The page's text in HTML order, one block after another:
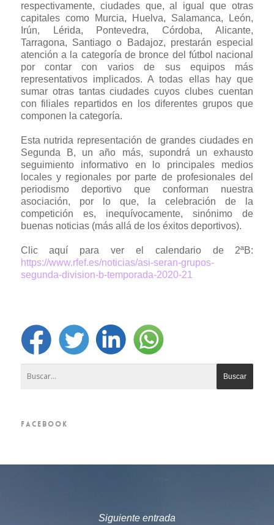
respectivamente, ciudades que, al igual que otras
capitales como Murcia, Huelva, Salamanca, León,
Irún, Lérida, Pontevedra, Córdoba, Alicante,
Tarragona, Santiago o Badajoz, prestarán especial
atención a la categoría de bronce del fútbol nacional
por contar con varios de sus equipos más
representativos implicados. A todas ellas hay que
sumar otras tantas ciudades cuyos clubes cuentan
con filiales repartidos en los diferentes grupos que
componen la categoría.
Esta nutrida representación de grandes ciudades en
Segunda B, un año más, supondrá un exhausto
seguimiento informativo en lo principales medios
locales y regionales por parte de profesionales del
periodismo deportivo que conforman nuestra
asociación, por lo que, la celebración de la
competición es, inequívocamente, sinónimo de
buenas noticias (más allá de los éxitos deportivos).
Clic aquí para ver el calendario de 2ªB:
https://www.rfef.es/noticias/asi-seran-grupos-
segunda-division-b-temporada-2020-21
FACEBOOK
Siguiente entrada